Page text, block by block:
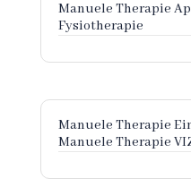
Manuele Therapie
Fysiotherapie
Manuele Therapie
Manuele Therapie